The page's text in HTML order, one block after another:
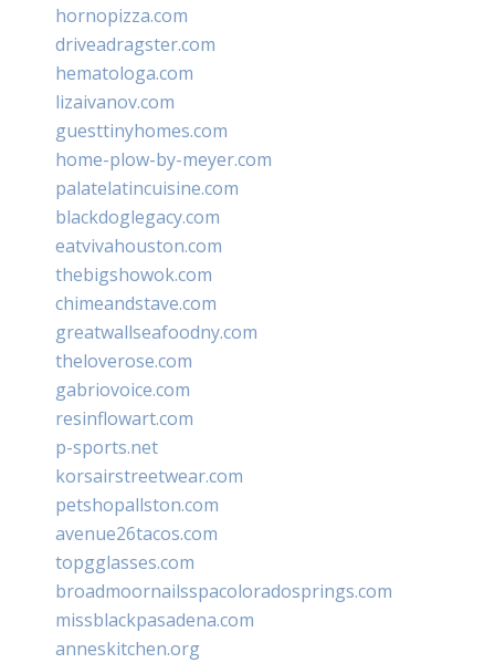
hornopizza.com
driveadragster.com
hematologa.com
lizaivanov.com
guesttinyhomes.com
home-plow-by-meyer.com
palatelatincuisine.com
blackdoglegacy.com
eatvivahouston.com
thebigshowok.com
chimeandstave.com
greatwallseafoodny.com
theloverose.com
gabriovoice.com
resinflowart.com
p-sports.net
korsairstreetwear.com
petshopallston.com
avenue26tacos.com
topgglasses.com
broadmoornailsspacoloradosprings.com
missblackpasadena.com
anneskitchen.org